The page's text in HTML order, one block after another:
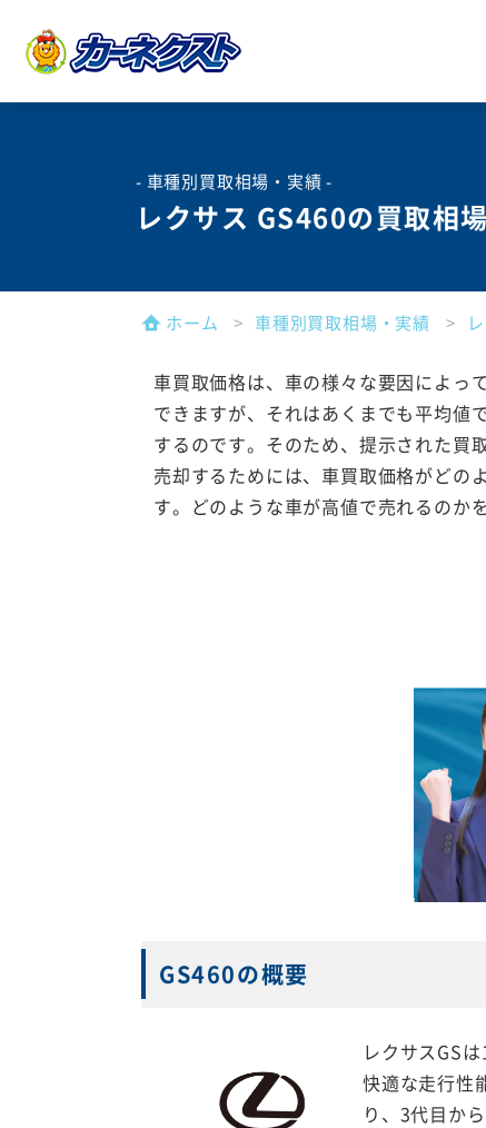
- 車種別買取相場・実績 -
レクサス GS460の買取相
ホーム 車種別買取相場・実績
車買取価格は、車の様々な要因によっ
できますが、それはあくまでも平均値
するのです。そのため、提示された買
売却するためには、車買取価格がどの
す。どのような車が高値で売れるのか
GS460の概要
レクサスGS
快適な走行性
り、3代目か